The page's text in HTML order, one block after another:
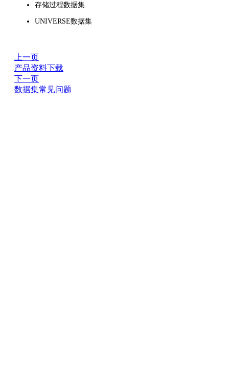
存储过程数据集
UNIVERSE数据集
上一页
产品资料下载
下一页
数据集常见问题